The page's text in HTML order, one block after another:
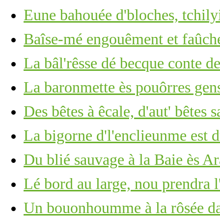
Eune bahouée d'bloches,
Baîse-mé engouêment et
La bâl'rêsse dé becque conte
La baronmette ès pouôrres
Des bêtes à êcale, d'aut' bêtes
La bigorne d'l'enclieunme est
Du blié sauvage à la Baie ès
Lé bord au large, nou prendra
Un bouonhoumme à la rôsée